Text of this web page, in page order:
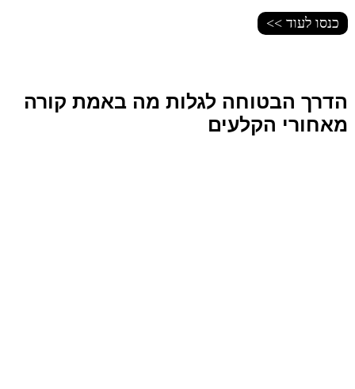
כנסו לעוד >>
הדרך הבטוחה לגלות מה באמת קורה
מאחורי הקלעים